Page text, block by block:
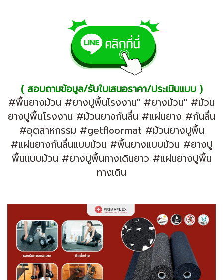
( สอบถามข้อมูล/รับใบเสนอราคา/ประเมินเเบบ )
#พื้นยางม้วน #ยางปูพื้นโรงงาน" #ยางม้วน" #ม้วน
ยางปูพื้นโรงงาน #ม้วนยางกันลื่น #แผ่นยาง #กันลื่น
#อุตสาหกรรม #getfloormat #ม้วนยางปูพื้น
#แผ่นยางกันลื่นแบบม้วน #พื้นยางแบบม้วน #ยางปู
พื้นแบบม้วน #ยางปูพื้นทางเดินยาว #เเผ่นยางปูพื้น
ทางเดิน